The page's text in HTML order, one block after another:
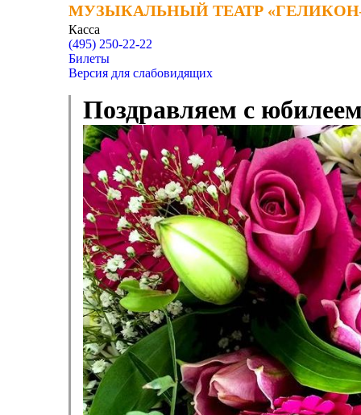
МУЗЫКАЛЬНЫЙ ТЕАТР
МУЗЫКАЛЬНЫЙ ТЕАТР
Касса
(495) 250-22-22
Билеты
Версия для слабовидящих
Поздравляем с